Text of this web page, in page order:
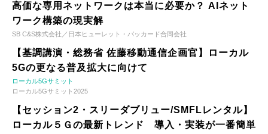
高価な専用ネットワークは本当に必要か？ AIネット
ワーク構築の現実解
SB C&S株式会社／日本ヒューレット・パッカード合同会社
【基調講演・総務省 佐藤移動通信企画官】ローカル
5Gの更なる普及拡大に向けて
ローカル5Gサミット
ローカル5Gサミット2025
【セッション2・スリーダブリュー/SMFLレンタル】
ローカル５Ｇの最新トレンド 導入・実装が一番簡単